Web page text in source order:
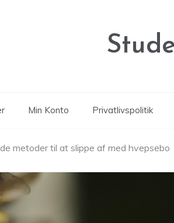
Min Konto Privatlivspolitik
metoder til at slippe af med hvepsebo